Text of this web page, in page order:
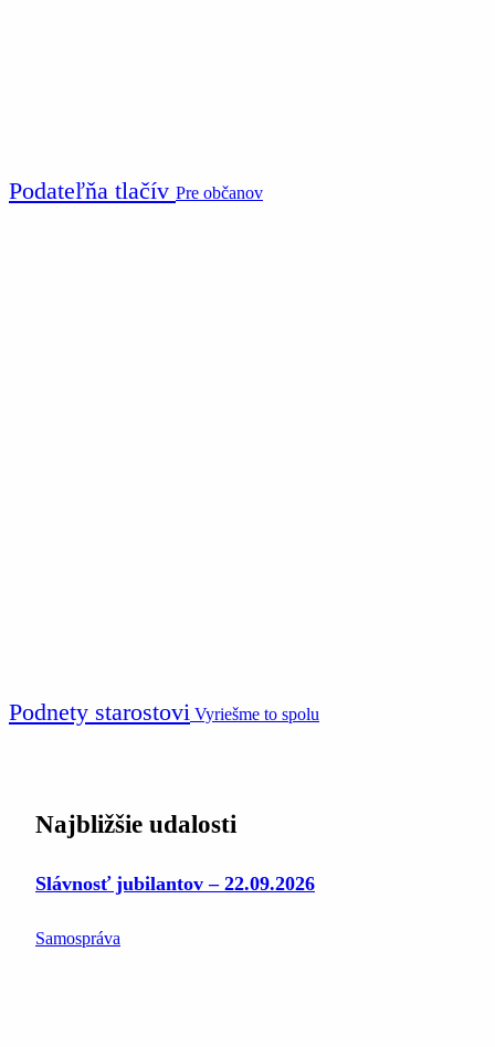
Podateľňa tlačív Pre občanov
Podnety starostovi Vyriešme to spolu
Najbližšie udalosti
Slávnosť jubilantov – 22.09.2026
Samospráva